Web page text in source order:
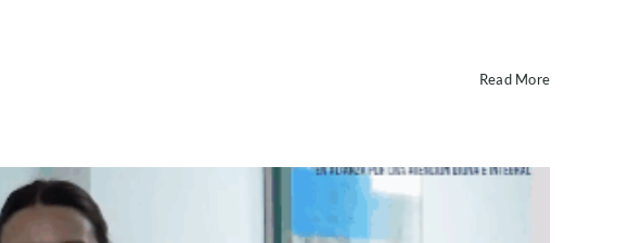
Read More